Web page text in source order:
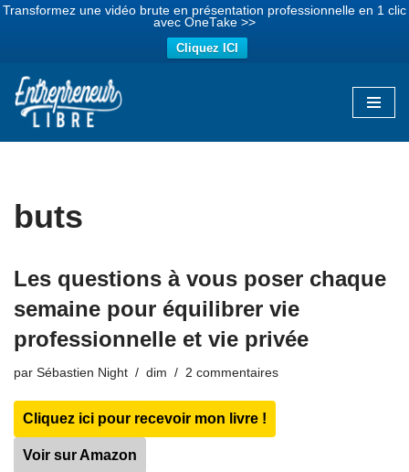
Transformez une vidéo brute en présentation professionnelle en 1 clic
avec OneTake >>
Cliquez ICI
Aller
buts
Les questions à vous poser chaque
semaine pour équilibrer vie
professionnelle et vie privée
par Sébastien Night dim 2 commentaires
Cliquez ici pour recevoir mon livre !
Voir sur Amazon